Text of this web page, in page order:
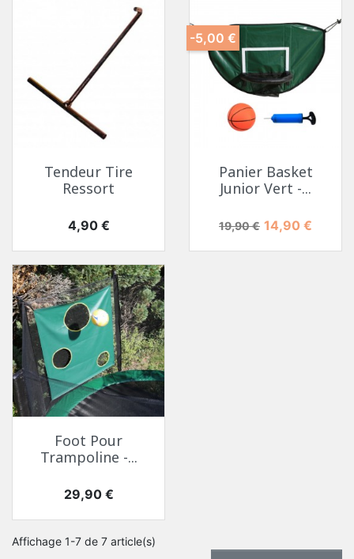
Tendeur Tire
Ressort
Prix
4,90 €
Panier Basket
Junior Vert -...
Prix de base
19,90 € Prix
14,90 €
-5,00 €
Foot Pour
Trampoline -...
Prix
29,90 €
Affichage 1-7 de 7 article(s)